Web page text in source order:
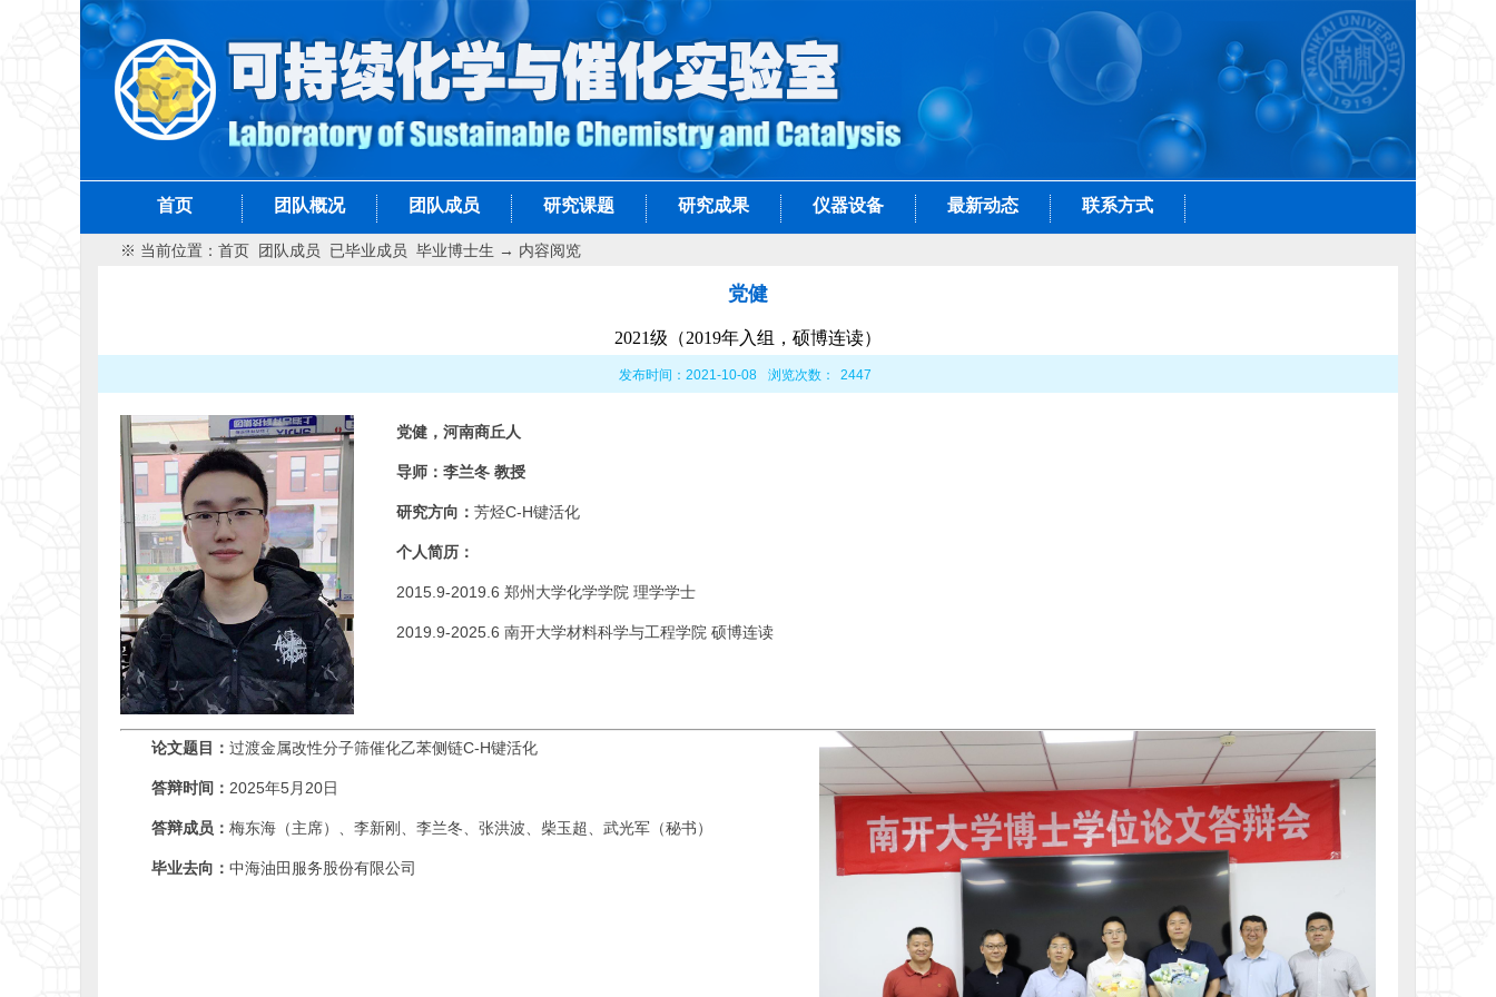
首页 团队概况 团队成员 研究课题 研究成果 仪器设备 最新动态 联系方式
※ 当前位置： 首页 团队成员 已毕业成员 毕业博士生 → 内容阅览
党健
2021级（2019年入组，硕博连读）
发布时间：2021-10-08 浏览次数： 2447
党健，河南商丘人
导师：李兰冬 教授
研究方向： 芳烃C-H键活化
个人简历：
2015.9-2019.6 郑州大学化学学院 理学学士
2019.9-2025.6 南开大学材料科学与工程学院 硕博连读
论文题目： 过渡金属改性分子筛催化乙苯侧链C-H键活化
答辩时间： 2025年5月20日
答辩成员： 梅东海（主席）、李新刚、李兰冬、张洪波、柴玉超、武光军（秘书）
毕业去向： 中海油田服务股份有限公司